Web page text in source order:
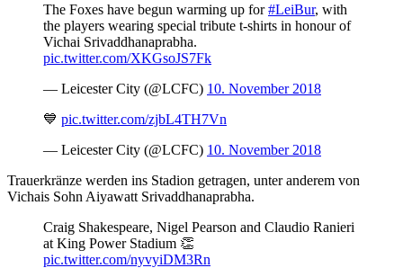
The Foxes have begun warming up for#LeiBur, with
the players wearing special tribute t-shirts in honour of
Vichai Srivaddhanaprabha.
pic.twitter.com/XKGsoJS7Fk
— Leicester City (@LCFC) 10. November 2018
💙 pic.twitter.com/zjbL4TH7Vn
— Leicester City (@LCFC) 10. November 2018
Trauerkränze werden ins Stadion getragen, unter anderem von
Vichais Sohn Aiyawatt Srivaddhanaprabha.
Craig Shakespeare, Nigel Pearson and Claudio Ranieri
at King Power Stadium 👏
pic.twitter.com/nyvyiDM3Rn